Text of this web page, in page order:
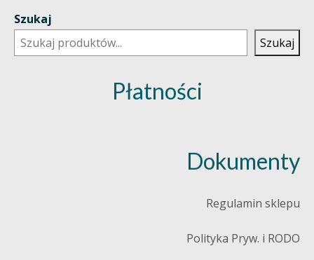
Szukaj
Szukaj
Płatności
Dokumenty
Regulamin sklepu
Polityka Pryw. i RODO